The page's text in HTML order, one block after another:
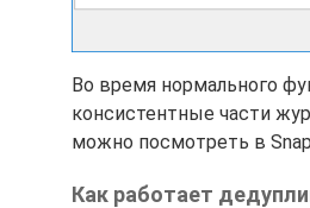
Во время нормального
консистентные части
можно посмотреть в
Как работает